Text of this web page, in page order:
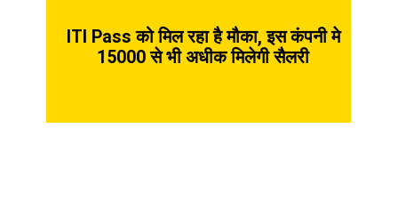
ITI Pass को मिल रहा है मौका, इस कंपनी मे
15000 से भी अधीक मिलेगी सैलरी